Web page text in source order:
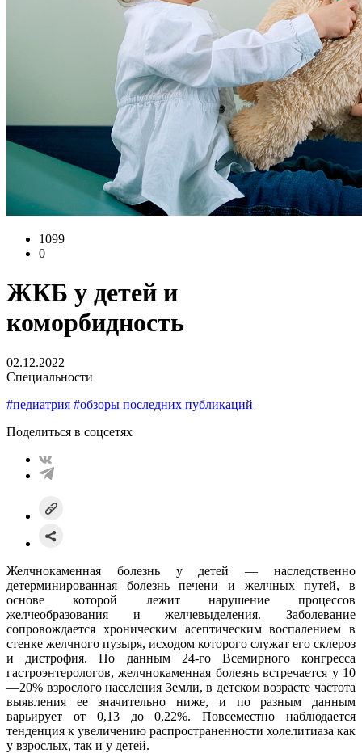
1099
0
ЖКБ у детей и
коморбидность
02.12.2022
Специальности
#педиатрия #обзоры последних публикаций
Поделиться в соцсетях
Желчнокаменная болезнь у детей — наследственно
детерминированная болезнь печени и желчных путей, в
основе которой лежит нарушение процессов
желчеобразования и желчевыделения. Заболевание
сопровождается хроническим асептическим воспалением в
стенке желчного пузыря, исходом которого служат его склероз
и дистрофия. По данным 24-го Всемирного конгресса
гастроэнтерологов, желчнокаменная болезнь встречается у 10
—20% взрослого населения Земли, в детском возрасте частота
выявления ее значительно ниже, и по разным данным
варьирует от 0,13 до 0,22%. Повсеместно наблюдается
тенденция к увеличению распространенности холелитиаза как
у взрослых, так и у детей.